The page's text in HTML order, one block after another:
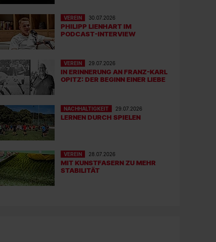
VEREIN 30.07.2026
PHILIPP LIENHART IM
PODCAST-INTERVIEW
VEREIN 29.07.2026
IN ERINNERUNG AN FRANZ-KARL
OPITZ: DER BEGINN EINER LIEBE
NACHHALTIGKEIT 29.07.2026
LERNEN DURCH SPIELEN
VEREIN 28.07.2026
MIT KUNSTFASERN ZU MEHR
STABILITÄT